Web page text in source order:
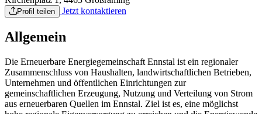
Profil teilen Jetzt kontaktieren
Allgemein
Die Erneuerbare Energiegemeinschaft Ennstal ist ein regionaler
Zusammenschluss von Haushalten, landwirtschaftlichen Betrieben,
Unternehmen und öffentlichen Einrichtungen zur
gemeinschaftlichen Erzeugung, Nutzung und Verteilung von Strom
aus erneuerbaren Quellen im Ennstal. Ziel ist es, eine möglichst